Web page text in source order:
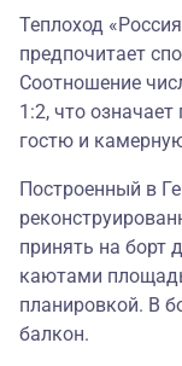
Теплоход
предпочитает
Соотношение
1:2, что
гостю и
Построенный в
принять на борт
каютами
планировкой. В
балкон.